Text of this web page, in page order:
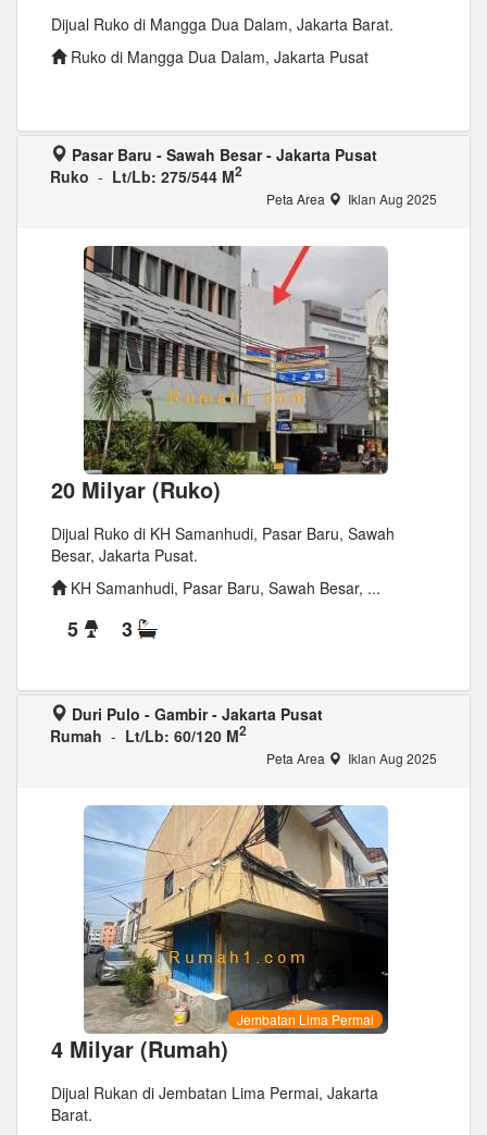
Dijual Ruko di Mangga Dua Dalam, Jakarta Barat.
Ruko di Mangga Dua Dalam, Jakarta Pusat
Pasar Baru - Sawah Besar - Jakarta Pusat
Ruko - Lt/Lb: 275/544 M2
Peta Area Iklan Aug 2025
20 Milyar (Ruko)
Dijual Ruko di KH Samanhudi, Pasar Baru, Sawah
Besar, Jakarta Pusat.
KH Samanhudi, Pasar Baru, Sawah Besar, ...
5 3
Duri Pulo - Gambir - Jakarta Pusat
Rumah - Lt/Lb: 60/120 M2
Peta Area Iklan Aug 2025
Jembatan Lima Permai
4 Milyar (Rumah)
Dijual Rukan di Jembatan Lima Permai, Jakarta
Barat.